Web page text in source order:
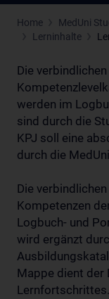
Home MedUni
Lerninhalte
Die
werden im
sind durch die
KPJ soll eine
durch die
Die
Kompetenzen
Logbuch- und
wird ergänzt
Mappe dient der